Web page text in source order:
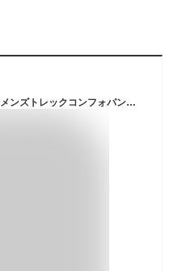
[マーモット] トレッキングパンツ ウィメンズトレックコンフォパンツ/W's Trek Comfo Pants カーキ